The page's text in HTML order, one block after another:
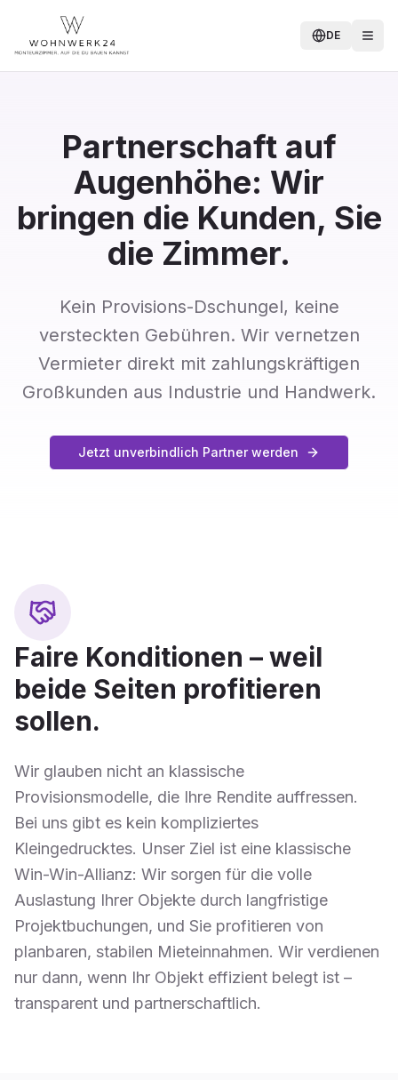
DE
Partnerschaft auf
Augenhöhe: Wir
bringen die Kunden, Sie
die Zimmer.
Kein Provisions-Dschungel, keine
versteckten Gebühren. Wir vernetzen
Vermieter direkt mit zahlungskräftigen
Großkunden aus Industrie und Handwerk.
Jetzt unverbindlich Partner werden
Faire Konditionen – weil
beide Seiten profitieren
sollen.
Wir glauben nicht an klassische
Provisionsmodelle, die Ihre Rendite auffressen.
Bei uns gibt es kein kompliziertes
Kleingedrucktes. Unser Ziel ist eine klassische
Win-Win-Allianz: Wir sorgen für die volle
Auslastung Ihrer Objekte durch langfristige
Projektbuchungen, und Sie profitieren von
planbaren, stabilen Mieteinnahmen. Wir verdienen
nur dann, wenn Ihr Objekt effizient belegt ist –
transparent und partnerschaftlich.